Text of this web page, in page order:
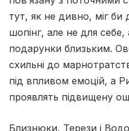
тут, як не дивно, міг
шопінг, але не для
подарунки близьким.
схильні до
під впливом емоцій, а
проявлять підвищену
Близнюки, Терези і